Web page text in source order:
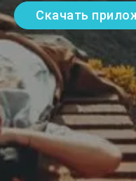
Скачать